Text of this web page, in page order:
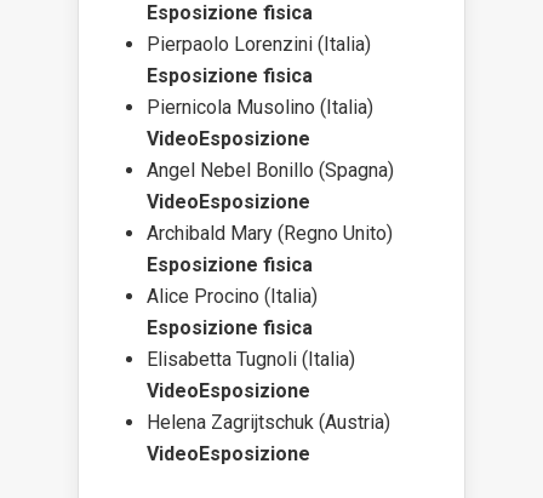
Esposizione fisica
Pierpaolo Lorenzini (Italia)
Esposizione fisica
Piernicola Musolino (Italia)
VideoEsposizione
Angel Nebel Bonillo (Spagna)
VideoEsposizione
Archibald Mary (Regno Unito)
Esposizione fisica
Alice Procino (Italia)
Esposizione fisica
Elisabetta Tugnoli (Italia)
VideoEsposizione
Helena Zagrijtschuk (Austria)
VideoEsposizione